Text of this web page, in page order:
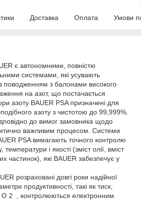
Доставка Оплата Умови
є автономними, повністю
системами, які усувають
поводженням з балонами високого
на азот, що постачається
азоту BAUER PSA призначені для
азоту з чистотою до 99,999%.
до вимог замовника щодо
важливим процесом. Системи
PSA вимагають точного контролю
температури і якості (зміст олії, вміст
частинок), які BAUER забезпечує у
розраховані довгі роки надійної
продуктивності, такі як тиск,
O 2 , контролюються електронним